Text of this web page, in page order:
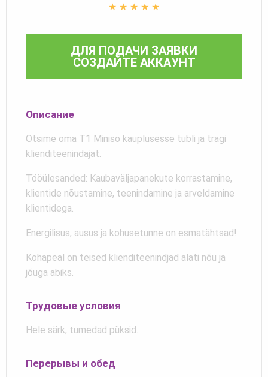
★ ★ ★ ★ ★
ДЛЯ ПОДАЧИ ЗАЯВКИ
СОЗДАЙТЕ АККАУНТ
Описание
Otsime oma T1 Miniso kauplusesse tubli ja tragi
klienditeenindajat.
Tööülesanded: Kaubaväljapanekute korrastamine,
klientide nõustamine, teenindamine ja arveldamine
klientidega.
Energilisus, ausus ja kohusetunne on esmatähtsad!
Kohapeal on teised klienditeenindjad alati nõu ja
jõuga abiks.
Трудовые условия
Hele särk, tumedad püksid.
Перерывы и обед